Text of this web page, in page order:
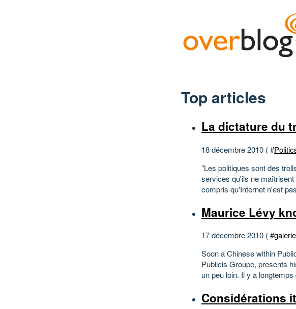
Top articles
La dictature du
18 décembre 2010 ( #
"Les politiques sont des
services qu'ils ne
compris qu'Internet n'est
Maurice Lévy
17 décembre 2010 ( #
Soon a Chinese within
Publicis Groupe, presents
un peu loin. Il y a
Considérations